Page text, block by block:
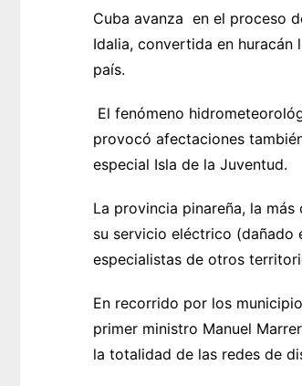
Cuba avanza en el proceso
Idalia, convertida en huracán
país.
El fenómeno
provocó afectaciones
especial Isla de la Juventud.
La provincia pinareña, la
su servicio eléctrico (dañado
especialistas de otros
En recorrido por los
primer ministro Manuel
la totalidad de las redes de